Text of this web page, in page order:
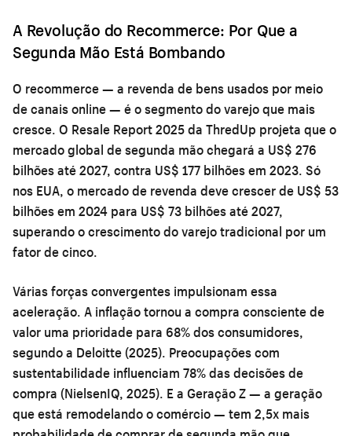
A Revolução do Recommerce: Por Que a
Segunda Mão Está Bombando
O recommerce — a revenda de bens usados por meio
de canais online — é o segmento do varejo que mais
cresce. O Resale Report 2025 da ThredUp projeta que o
mercado global de segunda mão chegará a US$ 276
bilhões até 2027, contra US$ 177 bilhões em 2023. Só
nos EUA, o mercado de revenda deve crescer de US$ 53
bilhões em 2024 para US$ 73 bilhões até 2027,
superando o crescimento do varejo tradicional por um
fator de cinco.
Várias forças convergentes impulsionam essa
aceleração. A inflação tornou a compra consciente de
valor uma prioridade para 68% dos consumidores,
segundo a Deloitte (2025). Preocupações com
sustentabilidade influenciam 78% das decisões de
compra (NielsenIQ, 2025). E a Geração Z — a geração
que está remodelando o comércio — tem 2,5x mais